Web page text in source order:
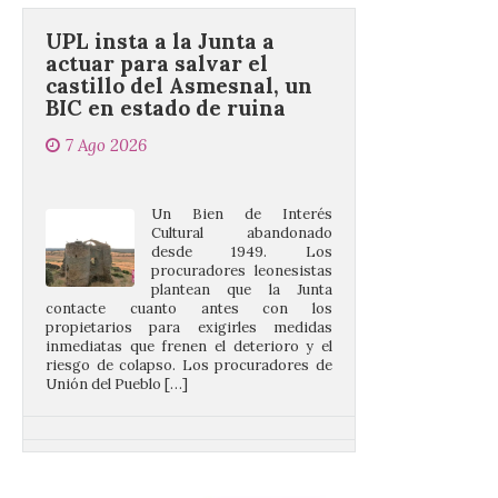
BIC en estado de ruina
7 Ago 2026
procuradores leonesistas
plantean que la Junta
contacte cuanto antes con los
propietarios para exigirles medidas
inmediatas que frenen el deterioro y el
riesgo de colapso. Los procuradores de
Unión del Pueblo […]
programación del evento